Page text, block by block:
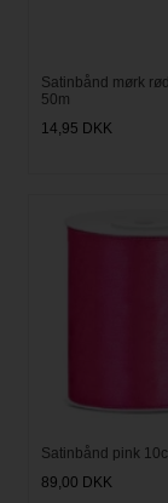
Satinbånd mørk
50m
14,95 DKK
Satinbånd pink
89,00 DKK